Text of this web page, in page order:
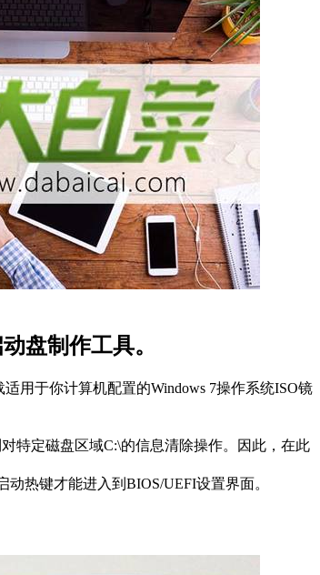
盘制作工具。
用于你计算机配置的Windows 7操作系统ISO镜
特定磁盘区域C:\的信息清除操作。因此，在此
热键才能进入到BIOS/UEFI设置界面。